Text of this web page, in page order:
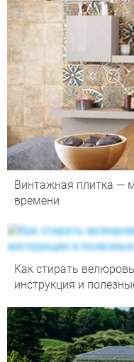
Винтажная плитка —
времени
Как стирать
инструкция и